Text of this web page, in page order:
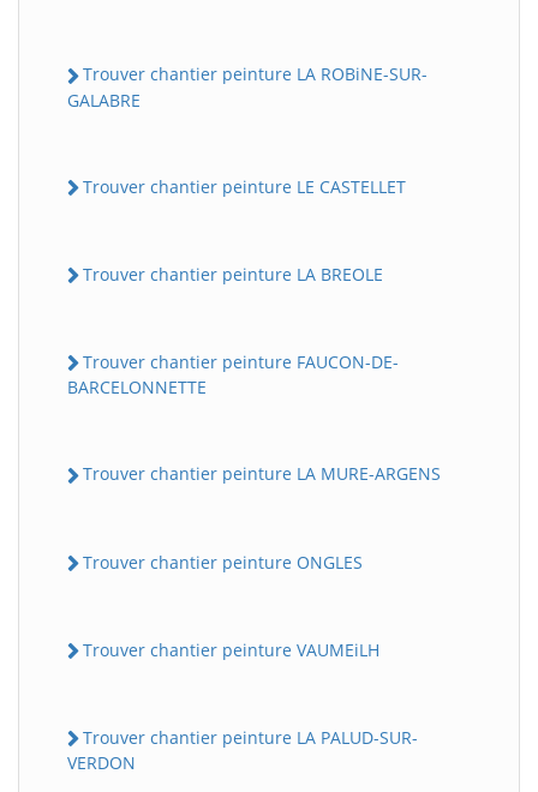
Trouver chantier peinture LA ROBiNE-SUR-
GALABRE
Trouver chantier peinture LE CASTELLET
Trouver chantier peinture LA BREOLE
Trouver chantier peinture FAUCON-DE-
BARCELONNETTE
Trouver chantier peinture LA MURE-ARGENS
Trouver chantier peinture ONGLES
Trouver chantier peinture VAUMEiLH
Trouver chantier peinture LA PALUD-SUR-
VERDON